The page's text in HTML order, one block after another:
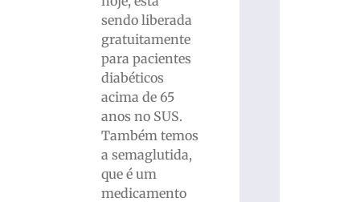
sendo liberada
gratuitamente
para pacientes
diabéticos
acima de 65
anos no SUS.
Também temos
a semaglutida,
que é um
medicamento